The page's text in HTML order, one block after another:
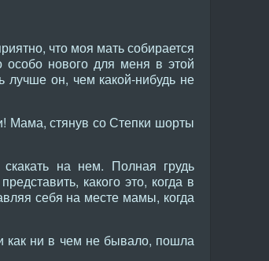
что моя мать собирается
особо нового для меня в этой
лучше он, чем какой-нибудь не
Мама, стянув со Степки шорты
на нем. Полная грудь
какого это, когда в
себя на месте мамы, когда
как ни в чем не бывало, пошла